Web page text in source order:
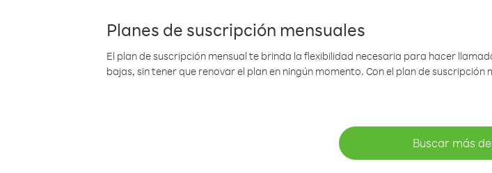
Planes de suscripción mensuales
El plan de suscripción mensual te brinda la flexibilidad necesaria para hacer
bajas, sin tener que renovar el plan en ningún momento. Con el plan de
Buscar más